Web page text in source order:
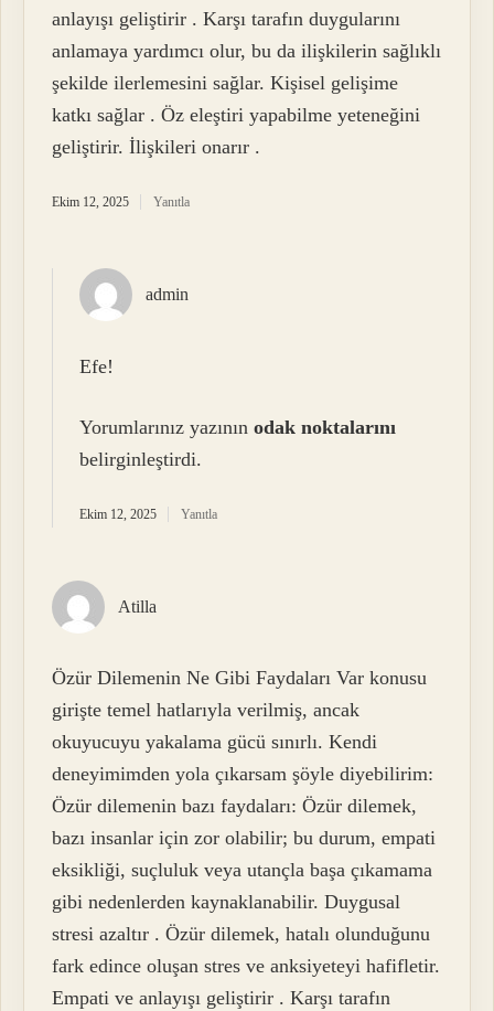
anlayışı geliştirir . Karşı tarafın duygularını
anlamaya yardımcı olur, bu da ilişkilerin sağlıklı
şekilde ilerlemesini sağlar. Kişisel gelişime
katkı sağlar . Öz eleştiri yapabilme yeteneğini
geliştirir. İlişkileri onarır .
Ekim 12, 2025 Yanıtla
admin
Efe!
Yorumlarınız yazınınodak noktalarını
belirginleştirdi.
Ekim 12, 2025 Yanıtla
Atilla
Özür Dilemenin Ne Gibi Faydaları Var konusu
girişte temel hatlarıyla verilmiş, ancak
okuyucuyu yakalama gücü sınırlı. Kendi
deneyimimden yola çıkarsam şöyle diyebilirim:
Özür dilemenin bazı faydaları: Özür dilemek,
bazı insanlar için zor olabilir; bu durum, empati
eksikliği, suçluluk veya utançla başa çıkamama
gibi nedenlerden kaynaklanabilir. Duygusal
stresi azaltır . Özür dilemek, hatalı olunduğunu
fark edince oluşan stres ve anksiyeteyi hafifletir.
Empati ve anlayışı geliştirir . Karşı tarafın